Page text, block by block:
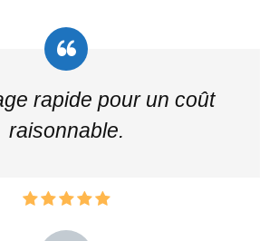
rapide pour un coût
raisonnable.